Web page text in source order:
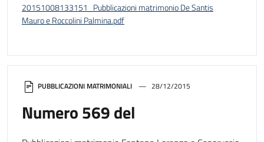
PUBBLICAZIONI MATRIMONIALI 28/12/2015
Numero 569 del
20151008133151_Pubblicazioni matrimonio De Santis
Mauro e Roccolini Palmina.pdf